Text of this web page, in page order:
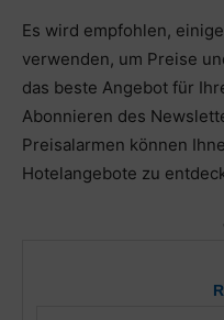
Es wird empfohlen,
verwenden, um Preise
das beste Angebot für
Abonnieren des
Preisalarmen können
Hotelangebote zu